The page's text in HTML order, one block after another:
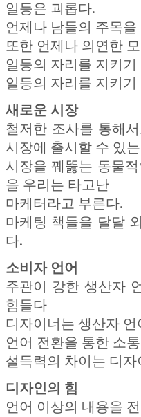
일등은 괴롭다.
언제나 남들의 주목
또한 언제나 의연한
일등의 자리를 지키
일등의 자리를 지키
새로운 시장
철저한 조사를 통해
시장에 출시할 수 있
시장을 꿰뚫는 동물
을 우리는 타고난
마케터라고 부른다.
마케팅 책들을 달달
다.
소비자 언어
주관이 강한 생산자
힘들다
디자이너는 생산자
언어 전환을 통한 소
설득력의 차이는 디
디자인의 힘
언어 이상의 내용을